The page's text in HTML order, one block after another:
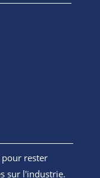
rester
sur l'industrie.